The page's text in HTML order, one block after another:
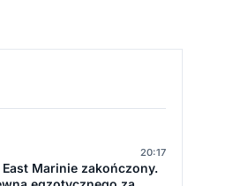
20:17
Marinie zakończony.